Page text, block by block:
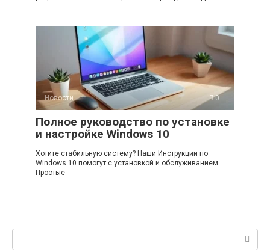
Новости 0
Полное руководство по установке
и настройке Windows 10
Хотите стабильную систему? Наши Инструкции по
Windows 10 помогут с установкой и обслуживанием.
Простые